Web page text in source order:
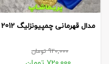
مدال قهرمانی چمپیونزلیگ 2012
920,000تومان